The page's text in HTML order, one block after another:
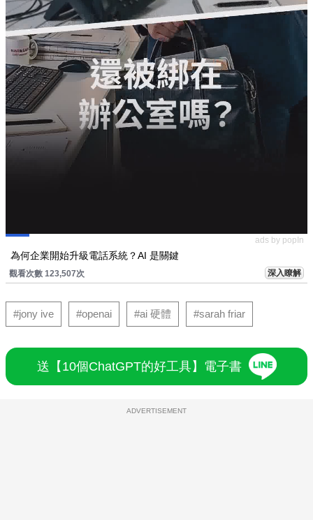
ads by popIn
為何企業開始升級電話系統？AI 是關鍵
觀看次數 123,507次 深入瞭解
#jony ive #openai #ai 硬體 #sarah friar
送【10個ChatGPT的好工具】電子書
ADVERTISEMENT